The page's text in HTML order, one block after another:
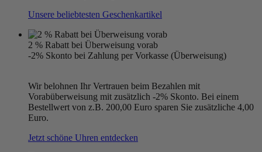
Unsere beliebtesten Geschenkartikel
2 % Rabatt bei Überweisung vorab
-2% Skonto bei Zahlung per Vorkasse (Überweisung)
Wir belohnen Ihr Vertrauen beim Bezahlen mit
Vorabüberweisung mit zusätzlich -2% Skonto. Bei einem
Bestellwert von z.B. 200,00 Euro sparen Sie zusätzliche 4,00
Euro.
Jetzt schöne Uhren entdecken